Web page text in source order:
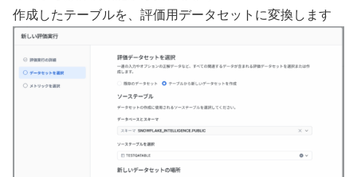
作成したテーブルを、評価用データセットに変換します